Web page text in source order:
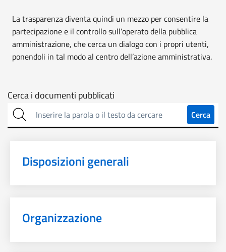
La trasparenza diventa quindi un mezzo per consentire la
partecipazione e il controllo sull’operato della pubblica
amministrazione, che cerca un dialogo con i propri utenti,
ponendoli in tal modo al centro dell’azione amministrativa.
Cerca
sulla
Cerca i documenti pubblicati
Cerca
Disposizioni generali
Organizzazione